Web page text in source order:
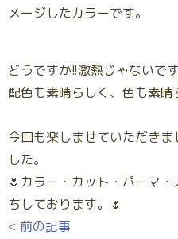
メージしたカラーです。
どうですか!!激熱じゃないで
配色も素晴らしく、色も素
今回も楽しませていただき
した。
🌷カラー・カット・パーマ
ちしております。🌷
< 前の記事